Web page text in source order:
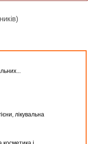
лікувальна